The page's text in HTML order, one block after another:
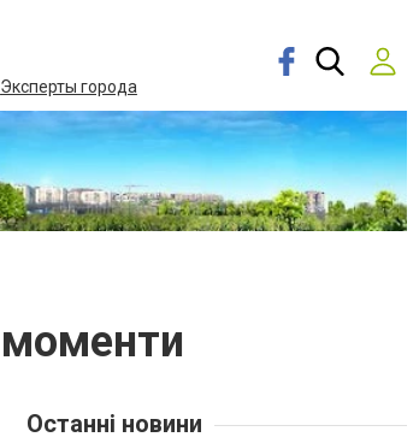
Эксперты города
моменти
Останні новини